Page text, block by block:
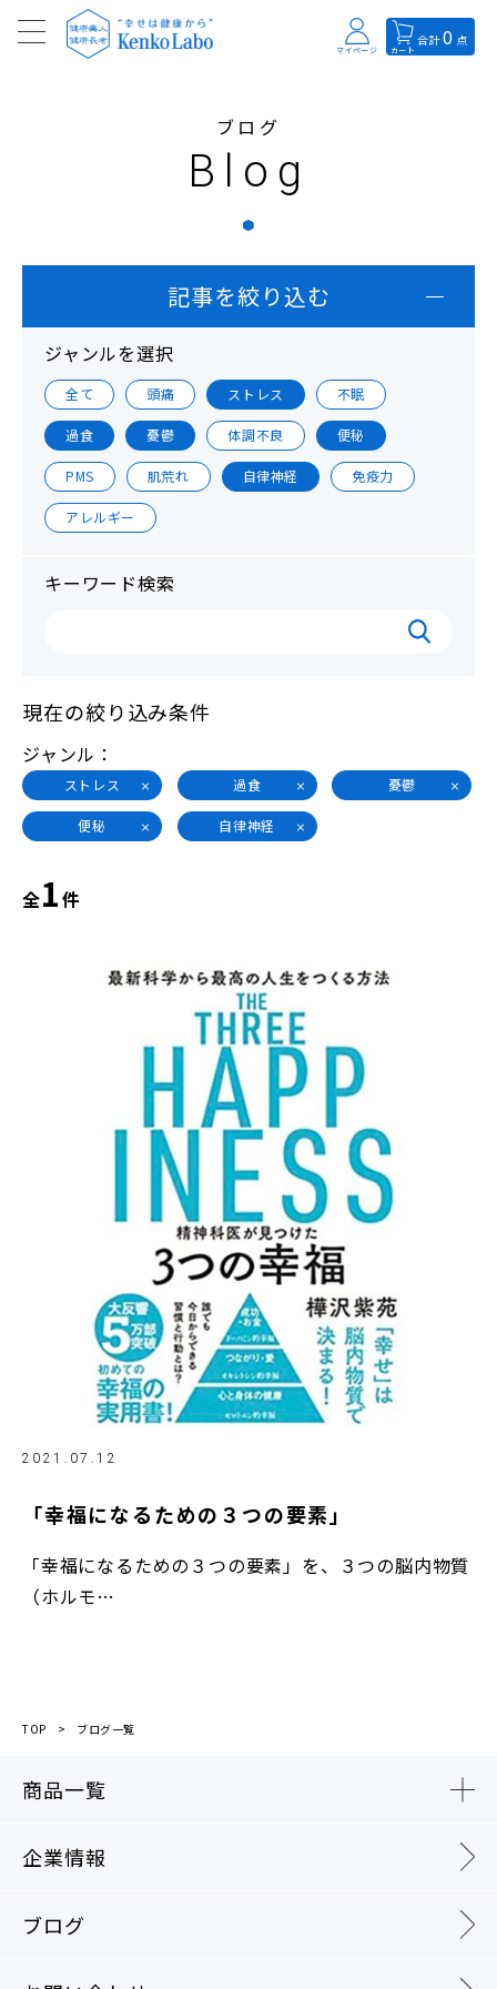
マイページ カート
合計0 点
ブログ
Blog
記事を絞り込む
ジャンルを選択
全て 頭痛 ストレス 不眠
過食 憂鬱 体調不良 便秘
PMS 肌荒れ 自律神経 免疫力
アレルギー
キーワード検索
現在の絞り込み条件
ジャンル
ストレス 過食 憂鬱
便秘 自律神経
全1件
2021.07.12
「幸福になるための３つの要素」
「幸福になるための３つの要素」を、３つの脳内物質
（ホルモ…
TOP ブログ一覧
商品一覧
企業情報
ブログ